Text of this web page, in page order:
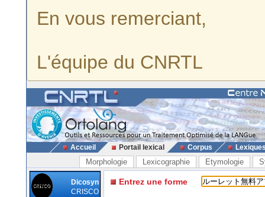
En vous remerciant,
L'équipe du CNRTL
Accueil Portail lexical Corpus
Morphologie Lexicographie Etymologie
Dicosyn
CRISCO
Entrez une forme